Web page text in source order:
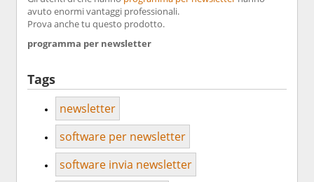
avuto enormi vantaggi professionali.
Prova anche tu questo prodotto.
programma per newsletter
Tags
newsletter
software per newsletter
software invia newsletter